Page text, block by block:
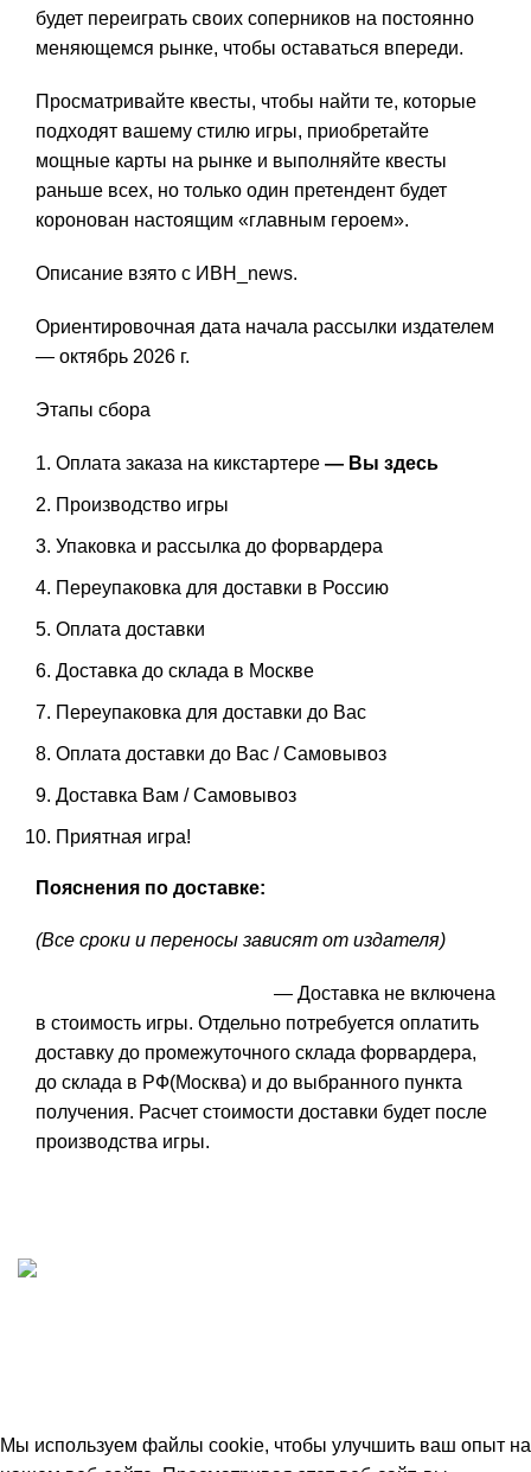
будет переиграть своих соперников на постоянно
меняющемся рынке, чтобы оставаться впереди.
Просматривайте квесты, чтобы найти те, которые
подходят вашему стилю игры, приобретайте
мощные карты на рынке и выполняйте квесты
раньше всех, но только один претендент будет
коронован настоящим «главным героем».
Описание взято с ИВН_news.
Ориентировочная дата начала рассылки издателем
— октябрь 2026 г.
Этапы сбора
Оплата заказа на кикстартере — Вы здесь
Производство игры
Упаковка и рассылка до форвардера
Переупаковка для доставки в Россию
Оплата доставки
Доставка до склада в Москве
Переупаковка для доставки до Вас
Оплата доставки до Вас / Самовывоз
Доставка Вам / Самовывоз
Приятная игра!
Пояснения по доставке:
(Все сроки и переносы зависят от издателя)
— Доставка не включена
в стоимость игры. Отдельно потребуется оплатить
доставку до промежуточного склада форвардера,
до склада в РФ(Москва) и до выбранного пункта
получения. Расчет стоимости доставки будет после
производства игры.
Мы используем файлы cookie, чтобы улучшить ваш опыт на